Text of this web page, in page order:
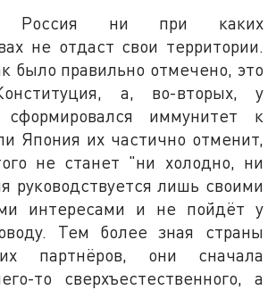
Россия ни при каких
не отдаст свои территории.
было правильно отмечено, это
а, во-вторых, у
иммунитет к
Япония их частично отменит,
не станет "ни холодно, ни
руководствуется лишь своими
интересами и не пойдёт у
Тем более зная страны
партнёров, они сначала
то сверхъестественного, а